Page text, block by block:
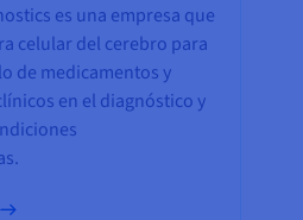
es una empresa que
celular del cerebro para
de medicamentos y
en el diagnóstico y